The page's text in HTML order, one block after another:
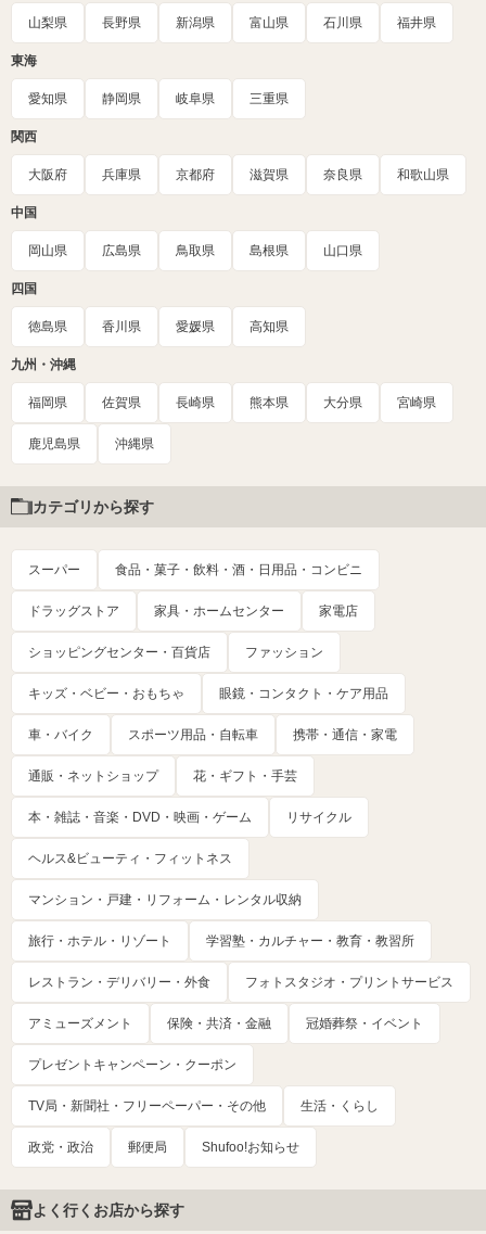
山梨県 長野県 新潟県 富山県 石川県 福井県
東海
愛知県 静岡県 岐阜県 三重県
関西
大阪府 兵庫県 京都府 滋賀県 奈良県 和歌山県
中国
岡山県 広島県 鳥取県 島根県 山口県
四国
徳島県 香川県 愛媛県 高知県
九州・沖縄
福岡県 佐賀県 長崎県 熊本県 大分県 宮崎県
鹿児島県 沖縄県
カテゴリから探す
スーパー 食品・菓子・飲料・酒・日用品・コンビニ
ドラッグストア 家具・ホームセンター 家電店
ショッピングセンター・百貨店 ファッション
キッズ・ベビー・おもちゃ 眼鏡・コンタクト・ケア用品
車・バイク スポーツ用品・自転車 携帯・通信・家電
通販・ネットショップ 花・ギフト・手芸
本・雑誌・音楽・DVD・映画・ゲーム リサイクル
ヘルス&ビューティ・フィットネス
マンション・戸建・リフォーム・レンタル収納
旅行・ホテル・リゾート 学習塾・カルチャー・教育・教習所
レストラン・デリバリー・外食 フォトスタジオ・プリントサービス
アミューズメント 保険・共済・金融 冠婚葬祭・イベント
プレゼントキャンペーン・クーポン
TV局・新聞社・フリーペーパー・その他 生活・くらし
政党・政治 郵便局 Shufoo!お知らせ
よく行くお店から探す